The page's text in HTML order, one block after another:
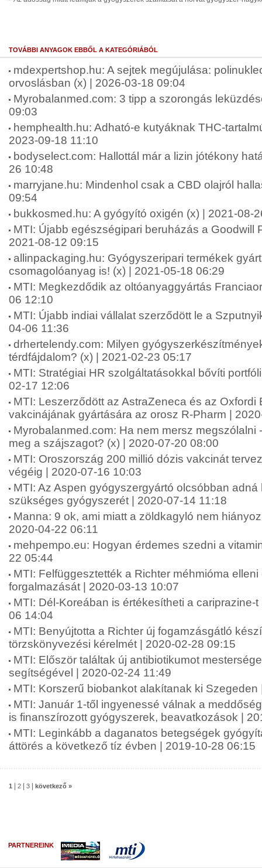
TOVÁBBI ANYAGOK EBBŐL A KATEGÓRIÁBÓL
mdexpertshop.hu: A sejtek megújulása:
orvoslásban (x) | 2026-03-18 09:04
Myrobalanmed.com: 3 tipp a szorongás
09:03
hemphealth.hu: Adható-e kutyáknak THC-
2023-09-18 11:10
bodyselect.com: Hallottál már a lizin jótékony
26 10:48
marryjane.hu: Mindenhol csak a CBD olajról
09:54
bukkosmed.hu: A gyógyító oxigén (x) | 2021-08-
MTI: Újabb egészségipari beruházás a Goodwill
2021-08-12 09:15
allinpackaging.hu: Gyógyszeripari termékek
csomagolóanyag is! (x) | 2021-05-18 06:29
MTI: Megkezdődik az oltóanyaggyártás
06 12:10
MTI: Újabb indiai vállalat szerződött le a
04-06 11:36
drhertelendy.com: Milyen
térdfájdalom? (x) | 2021-02-23 05:17
MTI: Stratégiai HR szolgáltatásokkal bővíti
02-17 12:06
MTI: Leszerződött az AstraZeneca és az Oxfordi
vakcinájának gyártására az orosz R-Pharm |
Myrobalanmed.com: Ha nem mersz megszólalni
meg a szájszagot? (x) | 2020-07-20 08:00
MTI: Oroszország 200 millió dózis vakcinát
végéig | 2020-07-16 10:03
MTI: Az Aspen gyógyszergyártó olcsóbban
szükséges gyógyszerét | 2020-07-14 11:18
Manna: 9 ok, ami miatt a zöldkagyló nem
2020-04-22 06:11
mehpempo.eu: Hogyan érdemes szedni a
22 05:44
MTI: Felfüggesztették a Richter méhmióma
forgalmazását | 2020-03-13 10:07
MTI: Dél-Koreában is értékesítheti a cariprazine-
06 14:04
MTI: Benyújtotta a Richter új fogamzásgátló
törzskönyvezési kérelmét | 2020-02-28 09:15
MTI: Először találtak új antibiotikumot
segítségével | 2020-02-24 11:49
MTI: Korszerű biobankot alakítanak ki
MTI: Január 1-től ingyenessé válnak a
is finanszírozott gyógyszerek, beavatkozások |
MTI: Leginkább a daganatos betegségek
áttörés a következő tíz évben | 2019-10-28 06:15
1 2 3 következő »
PARTNEREINK